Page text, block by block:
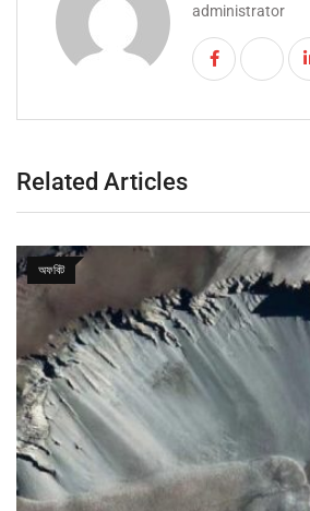
administrator
Related Articles
অফবিট